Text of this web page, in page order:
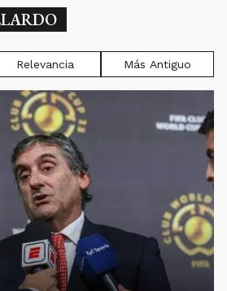
Relevancia Más Antiguo